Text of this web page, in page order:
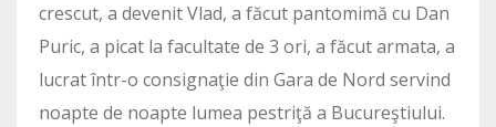
crescut, a devenit Vlad, a făcut pantomimă cu Dan
Puric, a picat la facultate de 3 ori, a făcut armata, a
lucrat într-o consignaţie din Gara de Nord servind
noapte de noapte lumea pestriţă a Bucureştiului.